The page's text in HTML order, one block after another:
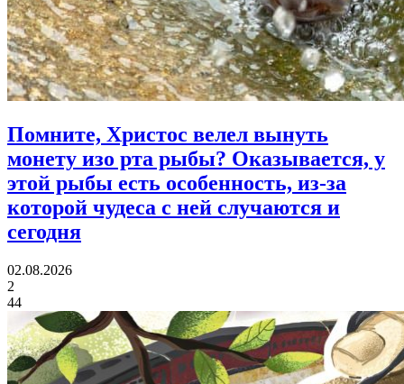
Помните, Христос велел вынуть
монету изо рта рыбы? Оказывается, у
этой рыбы есть особенность, из-за
которой чудеса с ней случаются и
сегодня
02.08.2026
2
44